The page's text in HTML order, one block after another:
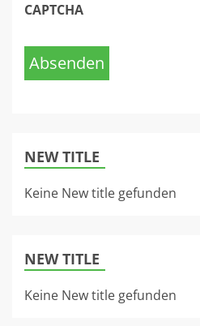
CAPTCHA
Absenden
NEW TITLE
Keine New title gefunden
NEW TITLE
Keine New title gefunden